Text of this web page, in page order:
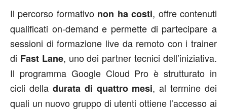
Il percorso formativo non ha costi, offre contenuti
qualificati on-demand e permette di partecipare a
sessioni di formazione live da remoto con i trainer
di Fast Lane, uno dei partner tecnici dell’iniziativa.
Il programma Google Cloud Pro è strutturato in
cicli della durata di quattro mesi, al termine dei
quali un nuovo gruppo di utenti ottiene l’accesso ai